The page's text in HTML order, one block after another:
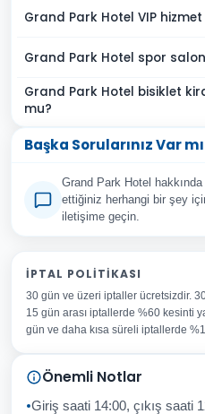
Grand Park Hotel VIP
Grand Park Hotel spor
Grand Park Hotel bisiklet
mu?
Başka Sorularınız Var
Grand Park Hotel
ettiğiniz herhangi bir şey
iletişime geçin.
Adınız Soyadınız
E-posta Adresiniz
Konu
Sorunuz
İPTAL POLITIKASI
30 gün ve üzeri iptaller ücretsizdir.
15 gün arası iptallerde %60 kesinti
gün ve daha kısa süreli iptallerde
Önemli Notlar
Giriş saati 14:00, çıkış saati